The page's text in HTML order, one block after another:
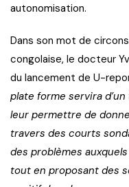
autonomisation.
Dans son mot de
congolaise, le docteur
du lancement de U-
plate forme servira
leur permettre de
travers des courts
des problèmes
tout en proposant des